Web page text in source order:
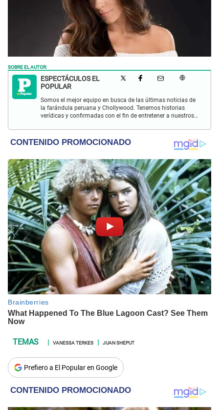
SOBRE EL AUTOR:
ESPECTÁCULOS EL
POPULAR
Somos el mejor equipo en busca de las últimas noticias de
la farándula peruana y Chollywood. Tenemos historias
verídicas y confirmadas con el fin de entretener a nuestros
VANESSA TERKES JUAN SHEPUT
Prefiero a El Popular en Google